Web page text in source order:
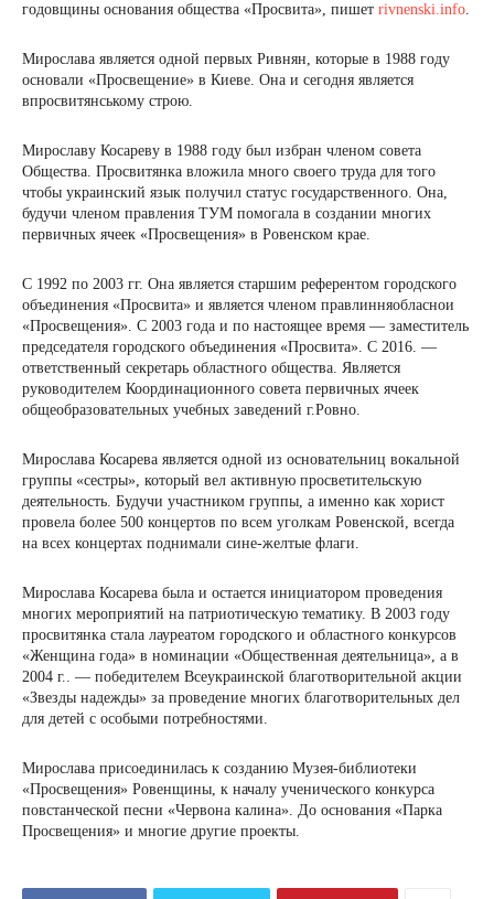
годовщины основания общества «Просвита», пишет rivnenski.info.
Мирослава является одной первых Ривнян, которые в 1988 году
основали «Просвещение» в Киеве. Она и сегодня является
впросвитянському строю.
Мирославу Косареву в 1988 году был избран членом совета
Общества. Просвитянка вложила много своего труда для того
чтобы украинский язык получил статус государственного. Она,
будучи членом правления ТУМ помогала в создании многих
первичных ячеек «Просвещения» в Ровенском крае.
С 1992 по 2003 гг. Она является старшим референтом городского
объединения «Просвита» и является членом правлинняобласнои
«Просвещения». С 2003 года и по настоящее время — заместитель
председателя городского объединения «Просвита». С 2016. —
ответственный секретарь областного общества. Является
руководителем Координационного совета первичных ячеек
общеобразовательных учебных заведений г.Ровно.
Мирослава Косарева является одной из основательниц вокальной
группы «сестры», который вел активную просветительскую
деятельность. Будучи участником группы, а именно как хорист
провела более 500 концертов по всем уголкам Ровенской, всегда
на всех концертах поднимали сине-желтые флаги.
Мирослава Косарева была и остается инициатором проведения
многих мероприятий на патриотическую тематику. В 2003 году
просвитянка стала лауреатом городского и областного конкурсов
«Женщина года» в номинации «Общественная деятельница», а в
2004 г.. — победителем Всеукраинской благотворительной акции
«Звезды надежды» за проведение многих благотворительных дел
для детей с особыми потребностями.
Мирослава присоединилась к созданию Музея-библиотеки
«Просвещения» Ровенщины, к началу ученического конкурса
повстанческой песни «Червона калина». До основания «Парка
Просвещения» и многие другие проекты.